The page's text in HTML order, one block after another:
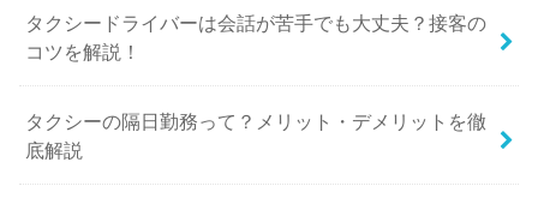
タクシードライバーは会話が苦手でも大丈夫？接客の
コツを解説！
タクシーの隔日勤務って？メリット・デメリットを徹
底解説